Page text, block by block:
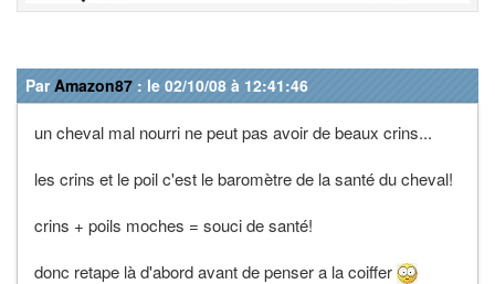
ParAmazon87 : le 02/10/08 à 12:41:46
un cheval mal nourri ne peut pas avoir de beaux crins...
les crins et le poil c'est le baromètre de la santé du cheval!
crins + poils moches = souci de santé!
donc retape là d'abord avant de penser a la coiffer